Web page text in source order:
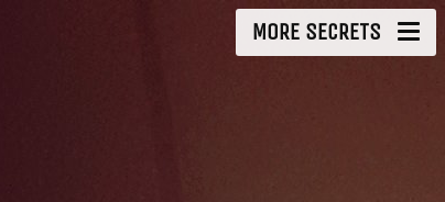
MORE SECRETS